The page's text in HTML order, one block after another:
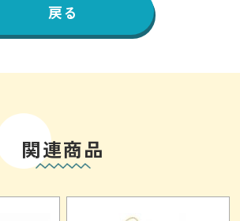
戻る
関連商品